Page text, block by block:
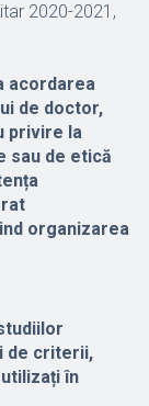
2020-2021,
acordarea
de doctor,
privire la
sau de etică
organizarea
de criterii,
în